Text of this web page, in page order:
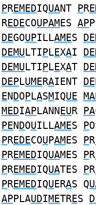
PREMEDIQUANT PR
REDECOUPAMES AP
DEGOUPILLAMES
DEMULTIPLEXAI
DEMULTIPLEXAT
DEPLUMERAIENT DE
ENDOPLASMIQUE
MEDIAPLANNEUR PA
PENDOUILLAMES P
PREDECOUPAMES PR
PREMEDIQUAMES PR
PREMEDIQUATES PR
PREMEDIQUERAS Q
APPLAUDIMETRES